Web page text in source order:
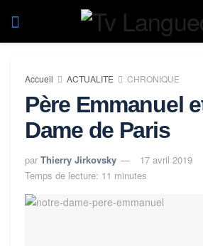
Accueil ACTUALITE CHRONIQUE
Père Emmanuel
Dame de Paris
par Thierry Jirkovsky
17 avril 2019
Temps de lecture: 11 minutes